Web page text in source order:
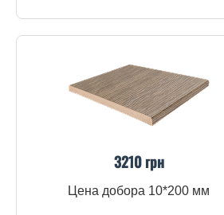
3210 грн
Цена добора 10*200 мм